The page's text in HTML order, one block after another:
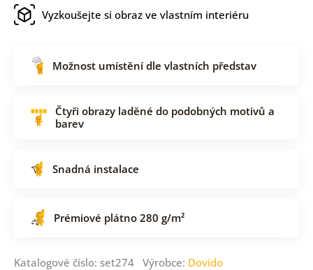
Vyzkoušejte si obraz ve vlastním interiéru
Možnost umístění dle vlastních představ
Čtyři obrazy laděné do podobných motivů a
barev
Snadná instalace
Prémiové plátno 280 g/m²
Katalogové číslo: set274 Výrobce: Dovido